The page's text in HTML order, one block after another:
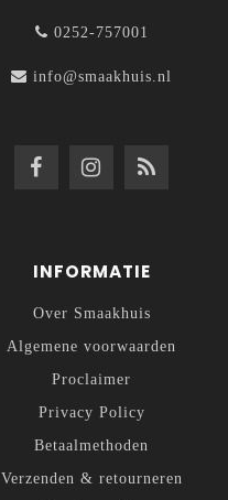
0252-757001
info@smaakhuis.nl
INFORMATIE
Over Smaakhuis
Algemene voorwaarden
Proclaimer
Privacy Policy
Betaalmethoden
Verzenden & retourneren